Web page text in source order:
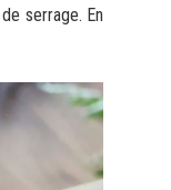
serrage. En